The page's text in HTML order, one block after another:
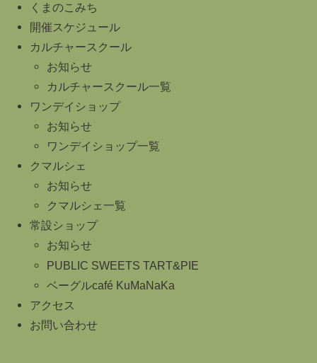
くまのこみち
開催スケジュール
カルチャースクール
お知らせ
カルチャースクール一覧
ワンデイショップ
お知らせ
ワンデイショップ一覧
クマルシェ
お知らせ
クマルシェ一覧
常設ショップ
お知らせ
PUBLIC SWEETS TART&PIE
ベーグルcafé KuMaNaKa
アクセス
お問い合わせ